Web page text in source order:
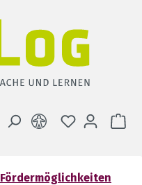
DU HAST 0
Fördermöglichkeiten